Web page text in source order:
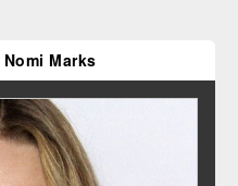
Nomi Marks